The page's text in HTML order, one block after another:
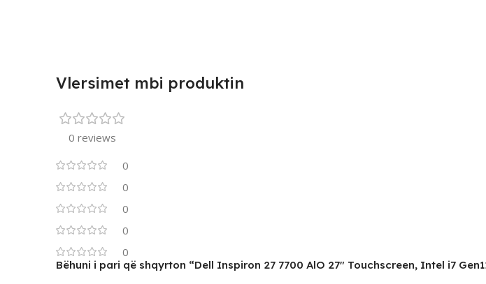
Vlersimet mbi produktin
0 reviews
0
0
0
0
0
Bëhuni i pari që shqyrton “Dell Inspiron 27 7700 AlO 27″ Touchscreen, Intel i7